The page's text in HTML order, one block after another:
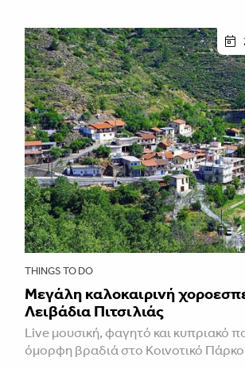
THINGS TO DO
Μεγάλη καλοκαιρινή
Λειβάδια Πιτσιλιάς
Live μουσική, φαγητό και κυπριακό
όμορφη βραδιά στο Κοινοτικό